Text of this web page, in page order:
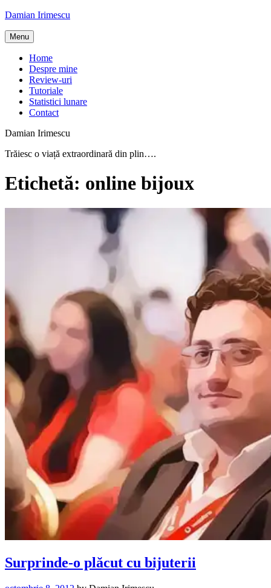
Skip
content
Damian Irimescu
Menu
Home
Despre mine
Review-uri
Tutoriale
Statistici lunare
Contact
Damian Irimescu
Trăiesc o viață extraordinară din plin….
Etichetă: online bijoux
Surprinde-o plăcut cu bijuterii